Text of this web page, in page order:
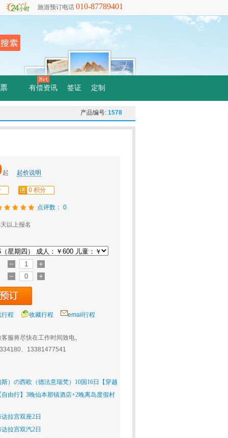
旅游预订电话 010-87789401
有偿资讯 签证 定制
产品编号: 1578
起 起价说明
0 积分
点评数： 0
以上报名
行程 收藏行程
email行程
服将尽快在工作时间致电。
、13381477541
）の西欧（德法意瑞梵）10国16日【穿越
由行】3晚仙本那镇酒店+2晚离岛度假村
拉宫双座2日
拉宫双汽2日